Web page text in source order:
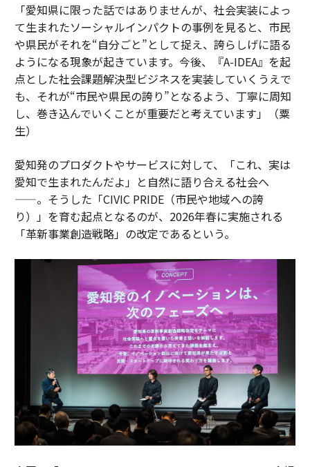
「愛知県に限った話ではありませんが、社会実装によっ
て生まれたソーシャルインパクトの事例を見ると、市民
や県民がそれを“自分ごと”として捉え、誇らしげに語る
ようになる現象が起きています。今後、『A-IDEA』を起
点とした社会課題解決型ビジネスを実装していくうえで
も、それが“市民や県民の誇り”となるよう、丁寧に周知
し、巻き込んでいくことが重要だと考えています」（粟
生）
愛知発のプロダクトやサービスに対して、「これ、実は
愛知で生まれたんだよ」と自然に語り合える社会へ
——。そうした「CIVIC PRIDE（市民や地域への誇
り）」を育む起点となるのが、2026年春に実施される
「革新事業創造戦略」の改定であるという。